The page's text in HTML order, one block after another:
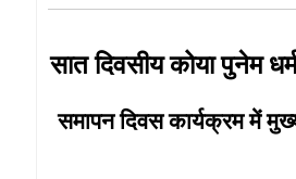
सात दिवसीय कोया पुनेम
समापन दिवस कार्यक्रम में